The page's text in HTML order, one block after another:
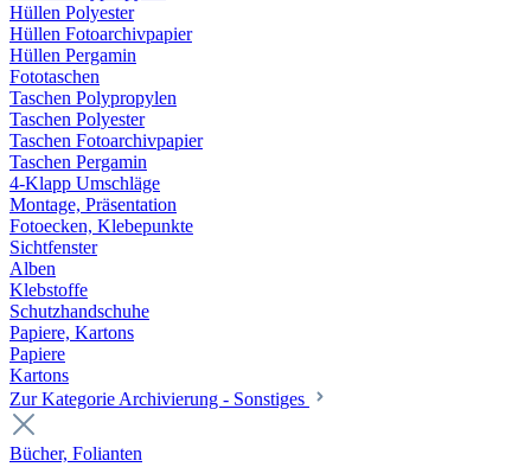
Hüllen Polyester
Hüllen Fotoarchivpapier
Hüllen Pergamin
Fototaschen
Taschen Polypropylen
Taschen Polyester
Taschen Fotoarchivpapier
Taschen Pergamin
4-Klapp Umschläge
Montage, Präsentation
Fotoecken, Klebepunkte
Sichtfenster
Alben
Klebstoffe
Schutzhandschuhe
Papiere, Kartons
Papiere
Kartons
Zur Kategorie Archivierung - Sonstiges
Bücher, Folianten